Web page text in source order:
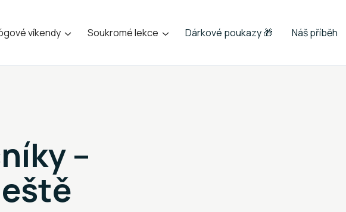
víkendy  Soukromé lekce  Dárkové poukazy 🎁 Náš příběh
–